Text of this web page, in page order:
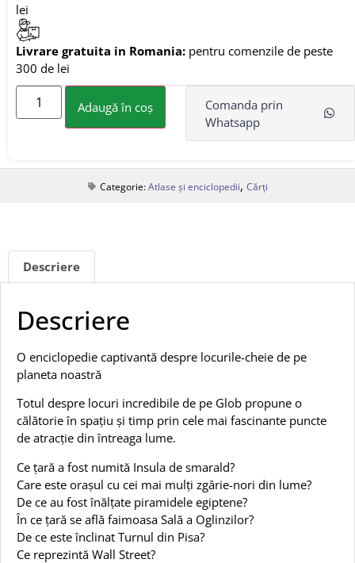
lei
Livrare gratuita in Romania: pentru comenzile de peste
300 de lei
Adaugă în coș
Comanda prin
Whatsapp
Categorie:Atlase și enciclopedii, Cărți
Descriere
Descriere
O enciclopedie captivantă despre locurile-cheie de pe
planeta noastră
Totul despre locuri incredibile de pe Glob propune o
călătorie în spațiu și timp prin cele mai fascinante puncte
de atracție din întreaga lume.
Ce țară a fost numită Insula de smarald?
Care este orașul cu cei mai mulți zgârie-nori din lume?
De ce au fost înălțate piramidele egiptene?
În ce țară se află faimoasa Sală a Oglinzilor?
De ce este înclinat Turnul din Pisa?
Ce reprezintă Wall Street?